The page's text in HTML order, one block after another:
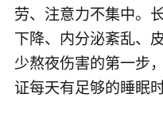
劳、注意力不集中。
下降、内分泌紊乱、
少熬夜伤害的第一步
证每天有足够的睡眠时